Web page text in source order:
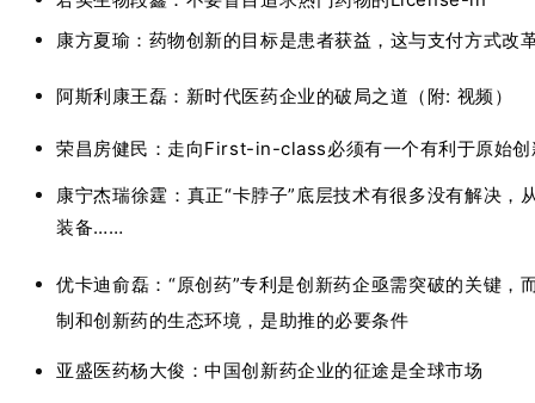
康方夏瑜：药物创新的目标是患者获益，这与支付方式改
阿斯利康王磊：新时代医药企业的破局之道（附: 视频）
荣昌房健民：走向First-in-class必须有一个有利于原始创
康宁杰瑞徐霆：真正“卡脖子”底层技术有很多没有解决，
装备……
优卡迪俞磊：“原创药”专利是创新药企亟需突破的关键，
制和创新药的生态环境，是助推的必要条件
亚盛医药杨大俊：中国创新药企业的征途是全球市场